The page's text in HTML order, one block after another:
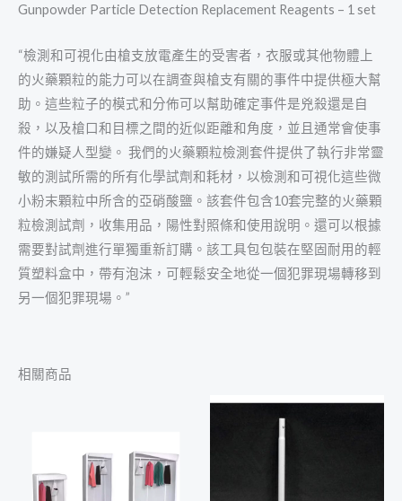
Gunpowder Particle Detection Replacement Reagents – 1 set
“檢測和可視化由槍支放電產生的受害者，衣服或其他物體上
的火藥顆粒的能力可以在調查與槍支有關的事件中提供極大幫
助。這些粒子的模式和分佈可以幫助確定事件是兇殺還是自
殺，以及槍口和目標之間的近似距離和角度，並且通常會使事
件的嫌疑人型變。 我們的火藥顆粒檢測套件提供了執行非常靈
敏的測試所需的所有化學試劑和耗材，以檢測和可視化這些微
小粉末顆粒中所含的亞硝酸鹽。該套件包含10套完整的火藥顆
粒檢測試劑，收集用品，陽性對照條和使用說明。還可以根據
需要對試劑進行單獨重新訂購。該工具包包裝在堅固耐用的輕
質塑料盒中，帶有泡沫，可輕鬆安全地從一個犯罪現場轉移到
另一個犯罪現場。”
相關商品